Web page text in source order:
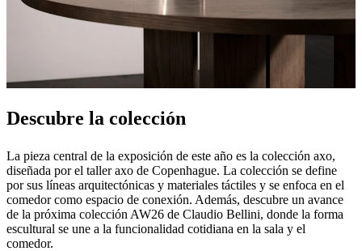
Descubre la colección
La pieza central de la exposición de este año es la colección axo,
diseñada por el taller axo de Copenhague. La colección se define
por sus líneas arquitectónicas y materiales táctiles y se enfoca en el
comedor como espacio de conexión. Además, descubre un avance
de la próxima colección AW26 de Claudio Bellini, donde la forma
escultural se une a la funcionalidad cotidiana en la sala y el
comedor.